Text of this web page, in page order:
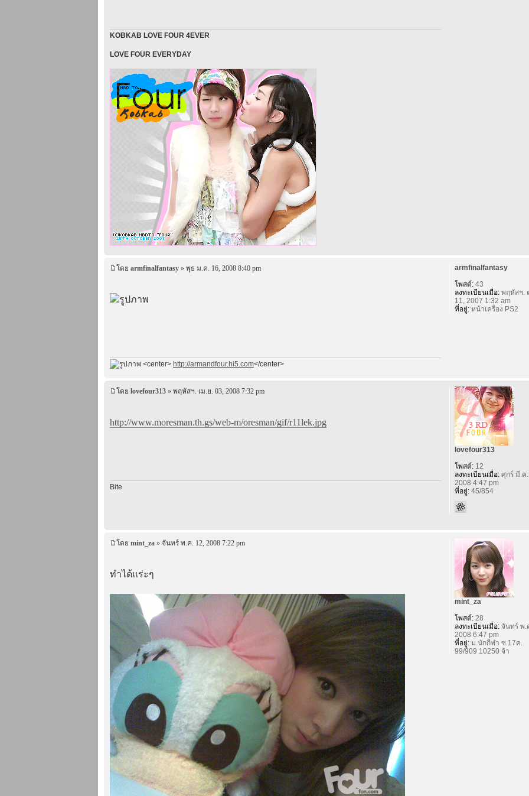
KOBKAB LOVE FOUR 4EVER
LOVE FOUR EVERYDAY
โดย armfinalfantasy » พุธ ม.ค. 16, 2008 8:40 pm
<center> http://armandfour.hi5.com</center>
armfinalfantasy
โพสต์:43
ลงทะเบียนเมื่อ:พฤหัสฯ.
11, 2007 1:32 am
ที่อยู่:หน้าเครื่อง PS2
โดย lovefour313 » พฤหัสฯ. เม.ย. 03, 2008 7:32 pm
http://www.moresman.th.gs/web-m/oresman/gif/r11lek.jpg
Bite
lovefour313
โพสต์:12
ลงทะเบียนเมื่อ:ศุกร์ มี.ค.
2008 4:47 pm
ที่อยู่:45/854
โดย mint_za » จันทร์ พ.ค. 12, 2008 7:22 pm
ทำได้แร่ะๆ
mint_za
โพสต์:28
ลงทะเบียนเมื่อ:จันทร์ พ.
2008 6:47 pm
ที่อยู่:ม.นักกีฬา ซ.17ค.
99/909 10250 จ้า